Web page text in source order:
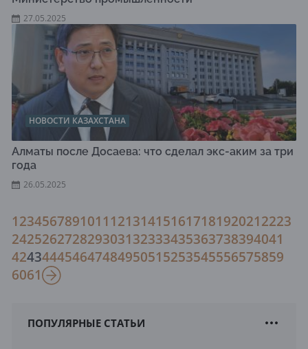
27.05.2025
НОВОСТИ КАЗАХСТАНА
Алматы после Досаева: что сделал экс-аким за три
года
26.05.2025
1234567891011121314151617181920212223
242526272829303132333435363738394041
424344454647484950515253545556575859
6061
ПОПУЛЯРНЫЕ СТАТЬИ